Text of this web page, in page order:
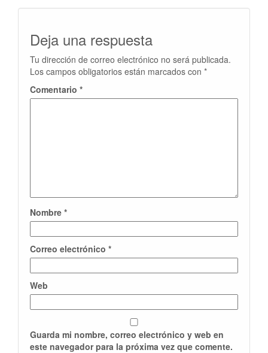
Deja una respuesta
Tu dirección de correo electrónico no será publicada.
Los campos obligatorios están marcados con *
Comentario *
Nombre *
Correo electrónico *
Web
Guarda mi nombre, correo electrónico y web en
este navegador para la próxima vez que comente.